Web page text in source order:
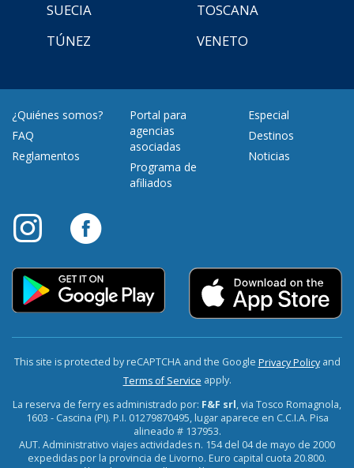
SUECIA
TOSCANA
TÚNEZ
VENETO
¿Quiénes somos?
FAQ
Reglamentos
Portal para
agencias
asociadas
Programa de
afiliados
Especial
Destinos
Noticias
This site is protected by reCAPTCHA and the Google Privacy Policyand
Terms of Service apply.
La reserva de ferry es administrado por: F&F srl, via Tosco Romagnola,
1603 - Cascina (PI). P.I. 01279870495, lugar aparece en C.C.I.A. Pisa
alineado # 137953.
AUT. Administrativo viajes actividades n. 154 del 04 de mayo de 2000
expedidas por la provincia de Livorno. Euro capital cuota 20.800.